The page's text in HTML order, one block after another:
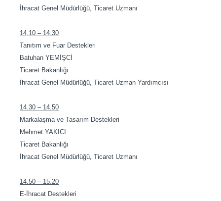
İhracat Genel Müdürlüğü, Ticaret Uzmanı
14.10 – 14.30
Tanıtım ve Fuar Destekleri
Batuhan YEMİŞCİ
Ticaret Bakanlığı
İhracat Genel Müdürlüğü, Ticaret Uzman Yardımcısı
14.30 – 14.50
Markalaşma ve Tasarım Destekleri
Mehmet YAKICI
Ticaret Bakanlığı
İhracat Genel Müdürlüğü, Ticaret Uzmanı
14.50 – 15.20
E-İhracat Destekleri